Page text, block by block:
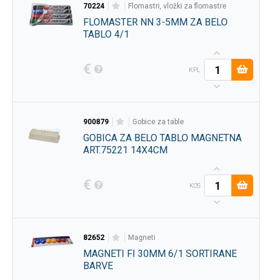
70224 flomastri, vložki za flomastre
FLOMASTER NN 3-5MM ZA BELO
TABLO 4/1
€ KPL
900879 gobice za table
GOBICA ZA BELO TABLO MAGNETNA
ART.75221 14X4CM
€ KOS
82652 magneti
MAGNETI FI 30MM 6/1 SORTIRANE
BARVE